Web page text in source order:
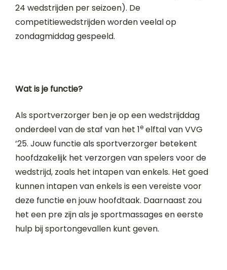
24 wedstrijden per seizoen). De
competitiewedstrijden worden veelal op
zondagmiddag gespeeld.
Wat is je functie?
Als sportverzorger ben je op een wedstrijddag
onderdeel van de staf van het 1e elftal van VVG
’25. Jouw functie als sportverzorger betekent
hoofdzakelijk het verzorgen van spelers voor de
wedstrijd, zoals het intapen van enkels. Het goed
kunnen intapen van enkels is een vereiste voor
deze functie en jouw hoofdtaak. Daarnaast zou
het een pre zijn als je sportmassages en eerste
hulp bij sportongevallen kunt geven.